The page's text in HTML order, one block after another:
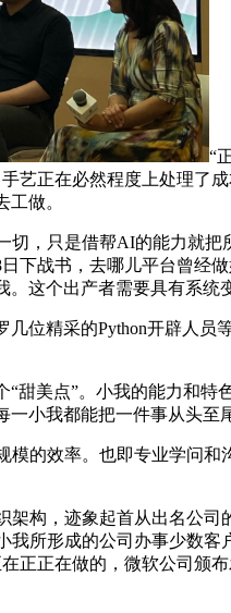
“
艺正在必然程度上处理了
做。
只是借帮AI的能力就把
下战书，去哪儿平台曾
这个出产者需要具有系统
精采的Python开辟人员
点”。小我的能力和特
小我都能把一件事从头至
效率。也即专业学问和
，迹象起首从出名公司
所形成的公司办事少数
正正在做的，微软公司颁